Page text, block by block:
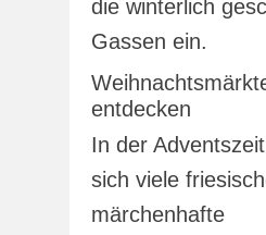
die winterlich
Gassen ein.
entdecken
In der
sich viele
märchenhafte